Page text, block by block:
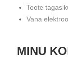
Toote
Vana
MINU